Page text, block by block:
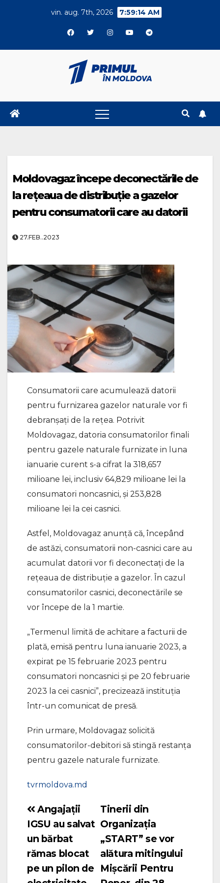
vin. aug. 7th, 2026 7:59:15 AM
Moldovagaz începe deconectările de
la rețeaua de distribuție a gazelor
pentru consumatorii care au datorii
27.FEB..2023
Consumatorii care acumulează datorii
pentru furnizarea gazelor naturale vor fi
debranșați de la rețea. Potrivit
Moldovagaz, datoria consumatorilor finali
pentru gazele naturale furnizate in luna
ianuarie curent s-a cifrat la 318,657
milioane lei, inclusiv 64,829 milioane lei la
consumatori noncasnici, și 253,828
milioane lei la cei casnici.
Astfel, Moldovagaz anunță că, începând
de astăzi, consumatorii non-casnici care au
acumulat datorii vor fi deconectați de la
rețeaua de distribuție a gazelor. În cazul
consumatorilor casnici, deconectările se
vor începe de la 1 martie.
„Termenul limită de achitare a facturii de
plată, emisă pentru luna ianuarie 2023, a
expirat pe 15 februarie 2023 pentru
consumatori noncasnici și pe 20 februarie
2023 la cei casnici”, precizează instituția
într-un comunicat de presă.
Prin urmare, Moldovagaz solicită
consumatorilor-debitori să stingă restanța
pentru gazele naturale furnizate.
tvrmoldova.md
Navigare
în
articole
Tinerii din
Organizația
„START” se vor
alătura mitingului
Mișcării Pentru
Angajații
IGSU au salvat
un bărbat
rămas blocat
pe un pilon de